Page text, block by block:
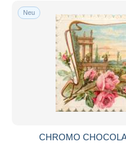
Neu
CHROMO